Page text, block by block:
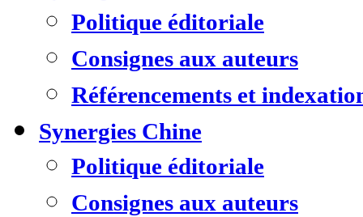
Politique éditoriale
Consignes aux auteurs
Référencements et
Synergies Chine
Politique éditoriale
Consignes aux auteurs